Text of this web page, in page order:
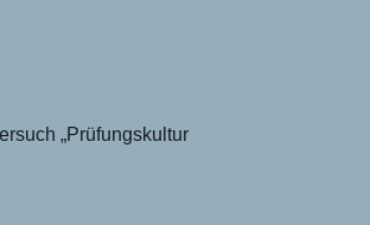
„Prüfungskultur